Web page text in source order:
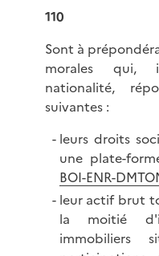
110
Sont à
morales qui,
nationalité,
suivantes :
leurs droits
une plate-
BOI-ENR-
leur actif brut
la moitié
immobiliers